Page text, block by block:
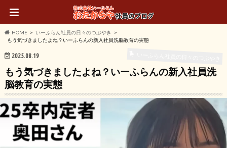
HOME
いーふらん社員の日々のつぶやき
もう気づきましたよね？いーふらんの新入社員洗脳教育の実態
2025.08.19
もう気づきましたよね？いーふらんの新入社員洗
脳教育の実態